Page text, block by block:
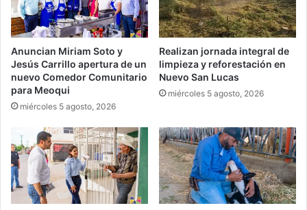
Anuncian Miriam Soto y
Jesús Carrillo apertura de un
nuevo Comedor Comunitario
para Meoqui
miércoles 5 agosto, 2026
Realizan jornada integral de
limpieza y reforestación en
Nuevo San Lucas
miércoles 5 agosto, 2026